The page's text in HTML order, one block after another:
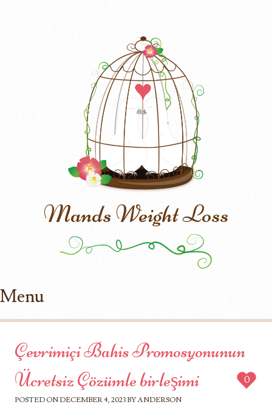
Mands Weight Loss
Menu
Çevrimiçi Bahis Promosyonunun
Ücretsiz Çözümle birleşimi
POSTED ON DECEMBER 4, 2023 BYANDERSON
0